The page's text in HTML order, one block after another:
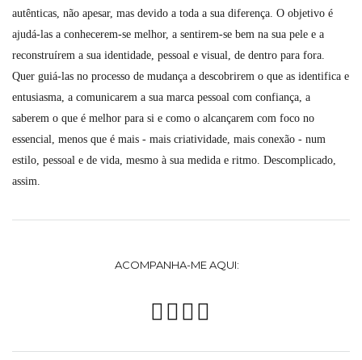
autênticas, não apesar, mas devido a toda a sua diferença. O objetivo é
ajudá-las a conhecerem-se melhor, a sentirem-se bem na sua pele e a
reconstruírem a sua identidade, pessoal e visual, de dentro para fora.
Quer guiá-las no processo de mudança a descobrirem o que as identifica e
entusiasma, a comunicarem a sua marca pessoal com confiança, a
saberem o que é melhor para si e como o alcançarem com foco no
essencial, menos que é mais - mais criatividade, mais conexão - num
estilo, pessoal e de vida, mesmo à sua medida e ritmo. Descomplicado,
assim.
ACOMPANHA-ME AQUI: